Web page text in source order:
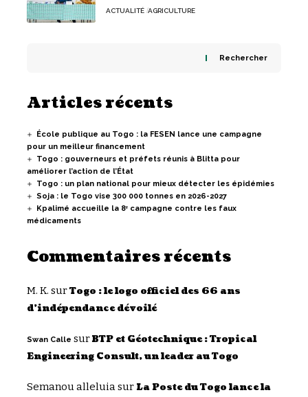
ACTUALITÉ AGRICULTURE
Rechercher
Articles récents
École publique au Togo : la FESEN lance une campagne
pour un meilleur financement
Togo : gouverneurs et préfets réunis à Blitta pour
améliorer l’action de l’État
Togo : un plan national pour mieux détecter les épidémies
Soja : le Togo vise 300 000 tonnes en 2026-2027
Kpalimé accueille la 8ᵉ campagne contre les faux
médicaments
Commentaires récents
M. K. surTogo : le logo officiel des 66 ans
d’indépendance dévoilé
Swan Calle surBTP et Géotechnique : Tropical
Engineering Consult, un leader au Togo
Semanou alleluiasurLa Poste du Togo lance la